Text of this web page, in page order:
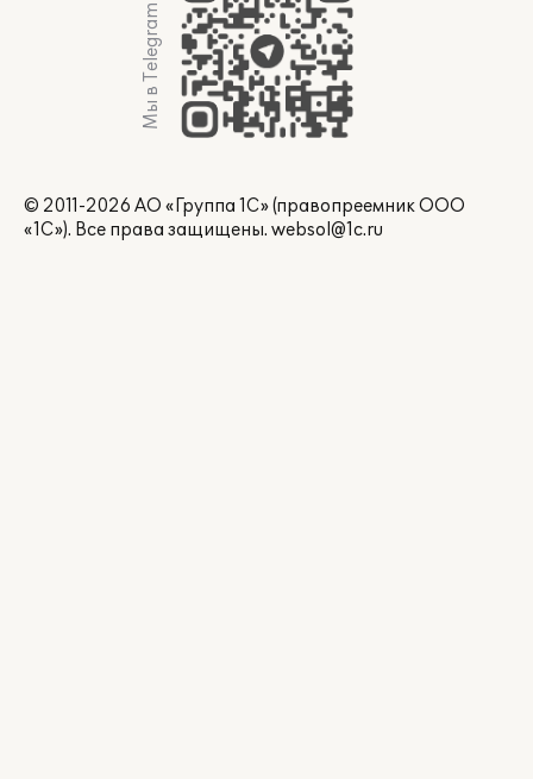
Мы в Telegram
© 2011-2026 АО «Группа 1С» (правопреемник ООО
«1С»). Все права защищены. websol@1c.ru